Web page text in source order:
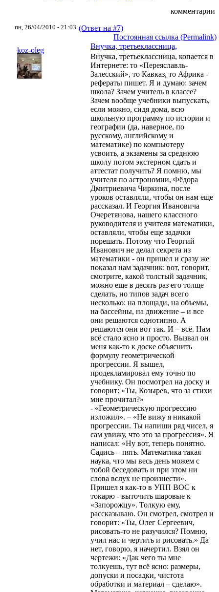
комментарии
пн, 26/04/2010 - 21:03 (Ответ на #7)
Постоянная ссылка (Permalink)
koz-oleg
Внучка, третьеклассница,
Внучка, третьеклассница, копается в
Интернете: то «Переяславль-
Залесский», то Кавказ, то Африка -
рефераты пишет. Я и думаю: зачем
школа? Зачем учитель в классе?
Зачем вообще учебники выпускать,
если можно, сидя дома, всю
школьную программу по истории и
географии (да, наверное, по
русскому, английскому и
математике) по компьютеру
усвоить, а экзамены за среднюю
школу потом экстерном сдать и
аттестат получить? Я помню, мы
учителя по астрономии, Фёдора
Дмитриевича Чиркина, после
уроков оставляли, чтобы он нам еще
рассказал. И Георгия Ивановича
Очеретянова, нашего классного
руководителя и учителя математики,
оставляли, чтобы еще задачки
порешать. Потому что Георгий
Иванович не делал секрета из
математики - он пришел и сразу же
показал нам задачник: вот, говорит,
смотрите, какой толстый задачник,
можно еще в десять раз его толще
сделать, но типов задач всего
несколько: на площади, на объемы,
на бассейны, на движение – и все
они решаются однотипно. А
решаются они вот так. И – всё. Нам
всё стало ясно и просто. Вызвал он
меня как-то к доске объяснить
формулу геометрической
прогрессии. Я вышел,
продекламировал ему точно по
учебнику. Он посмотрел на доску и
говорит: «Ты, Козырев, что за стихи
мне прочитал?»
- «Геометрическую прогрессию
изложил». – «Не вижу я никакой
прогрессии. Ты напиши ряд чисел, я
сам увижу, что это за прогрессия». Я
написал: «Ну вот, теперь понятно.
Садись – пять. Математика такая
наука, что мы весь день можем с
тобой беседовать и при этом ни
слова вслух не произнести».
Пришел я как-то в УПП ВОС к
токарю - выточить шаровые к
«Запорожцу». Толкую ему,
рассказываю. Он смотрел, смотрел и
говорит: «Ты, Олег Сергеевич,
рисовать-то не разучился? Помню,
учил нас и чертить и рисовать.» Да
нет, говорю, я начертил. Взял он
чертежи: «Дак чего ты мне
толкуешь, тут всё ясно: размеры,
допуски и посадки, чистота
обработки и материал – сделаю».